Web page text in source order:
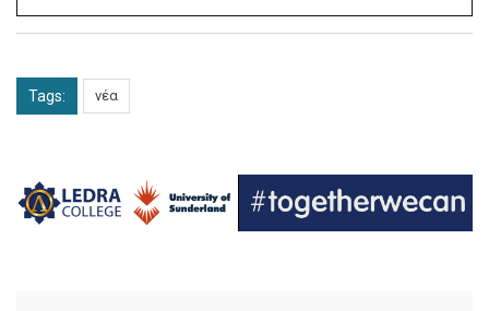
Tags: νέα